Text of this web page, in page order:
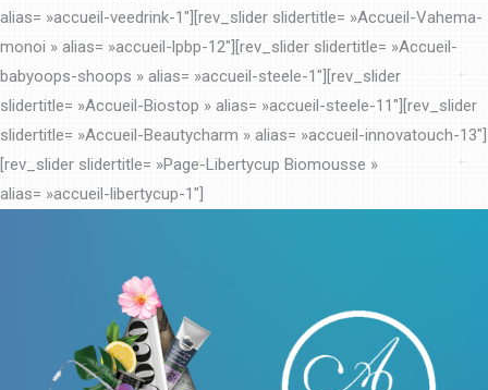
alias= »accueil-veedrink-1″][rev_slider slidertitle= »Accueil-Vahema-
monoi » alias= »accueil-lpbp-12″][rev_slider slidertitle= »Accueil-
babyoops-shoops » alias= »accueil-steele-1″][rev_slider
slidertitle= »Accueil-Biostop » alias= »accueil-steele-11″][rev_slider
slidertitle= »Accueil-Beautycharm » alias= »accueil-innovatouch-13″]
[rev_slider slidertitle= »Page-Libertycup Biomousse »
alias= »accueil-libertycup-1″]